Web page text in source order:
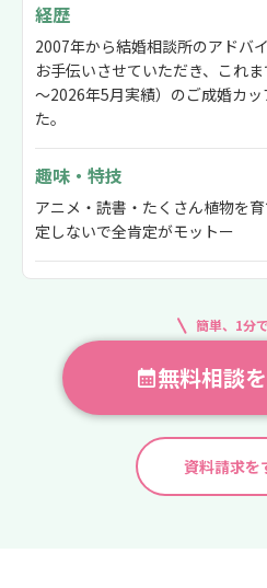
経歴
2007年から結婚相談所のアドバ
お手伝いさせていただき、これ
～2026年5月実績）のご成婚カ
た。
趣味・特技
アニメ・読書・たくさん植物を
定しないで全肯定がモットー
簡単、1分
無料相談
資料請求を